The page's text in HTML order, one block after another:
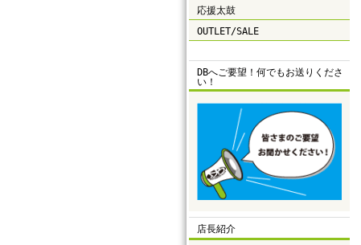
応援太鼓
OUTLET/SALE
DBへご要望！何でもお送りくださ
い！
店長紹介